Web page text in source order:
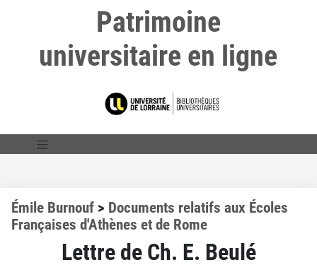
Patrimoine
universitaire en ligne
Émile Burnouf > Documents relatifs aux Écoles
Françaises d'Athènes et de Rome
Lettre de Ch. E. Beulé